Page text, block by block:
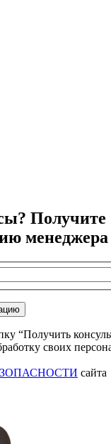
Получите
менеджера
“Получить
своих
сайта